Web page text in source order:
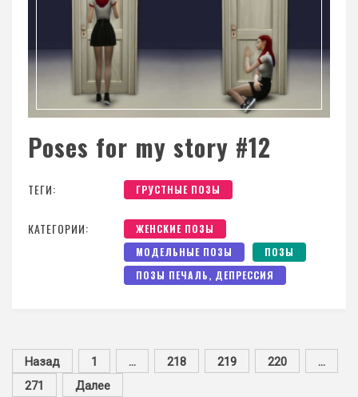
Poses for my story #12
ТЕГИ: ГРУСТНЫЕ ПОЗЫ
КАТЕГОРИИ:
ЖЕНСКИЕ ПОЗЫ
МОДЕЛЬНЫЕ ПОЗЫ
ПОЗЫ
ПОЗЫ ПЕЧАЛЬ, ДЕПРЕССИЯ
Назад 1 … 218 219 220
…
271
Далее